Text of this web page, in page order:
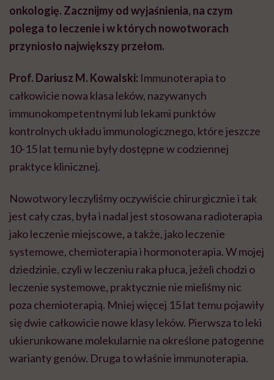
onkologię. Zacznijmy od wyjaśnienia, na czym
polega to leczenie i w których nowotworach
przyniosło największy przełom.
Prof. Dariusz M. Kowalski: Immunoterapia to
całkowicie nowa klasa leków, nazywanych
immunokompetentnymi lub lekami punktów
kontrolnych układu immunologicznego, które jeszcze
10-15 lat temu nie były dostępne w codziennej
praktyce klinicznej.
Nowotwory leczyliśmy oczywiście chirurgicznie i tak
jest cały czas, była i nadal jest stosowana radioterapia
jako leczenie miejscowe, a także, jako leczenie
systemowe, chemioterapia i hormonoterapia. W mojej
dziedzinie, czyli w leczeniu raka płuca, jeżeli chodzi o
leczenie systemowe, praktycznie nie mieliśmy nic
poza chemioterapią. Mniej więcej 15 lat temu pojawiły
się dwie całkowicie nowe klasy leków. Pierwsza to leki
ukierunkowane molekularnie na określone patogenne
warianty genów. Druga to właśnie immunoterapia.